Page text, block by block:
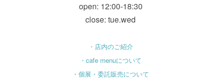
open: 12:00-18:30
close: tue.wed
・店内のご紹介
・cafe menuについて
・個展・委託販売について